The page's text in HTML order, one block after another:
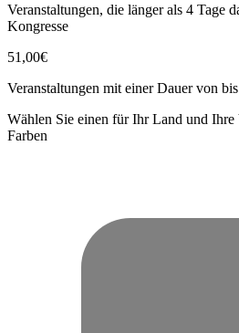
Veranstaltungen, die länger als 4 Tage
Kongresse
51,00€
Veranstaltungen mit einer Dauer von
Wählen Sie einen für Ihr Land und
Farben